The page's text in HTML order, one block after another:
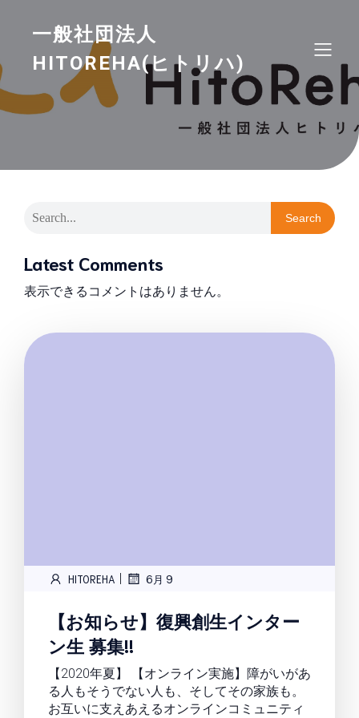
一般社団法人
HITOREHA(ヒトリハ)
Search
Latest Comments
表示できるコメントはありません。
HITOREHA | 6月 9
【お知らせ】復興創生インター
ン生 募集!!
【2020年夏】 【オンライン実施】障がいがあ
る人もそうでない人も、そしてその家族も。
お互いに支えあえるオンラインコミュニティ